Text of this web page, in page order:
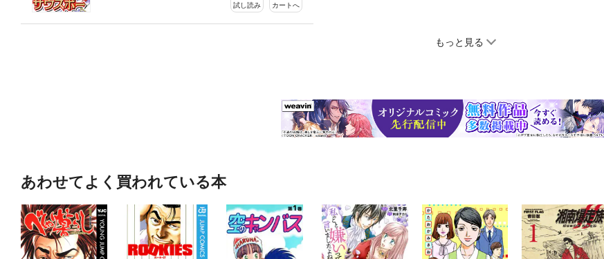
試し読み カートへ
もっと見る
あわせてよく買われている本